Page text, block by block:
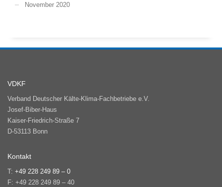
November 2020
VDKF
Verband Deutscher Kälte-Klima-Fachbetriebe e.V.
Josef-Biber-Haus
Kaiser-Friedrich-Straße 7
D-53113 Bonn
Kontakt
T: +49 228 249 89 – 0
F: +49 228 249 89 – 40